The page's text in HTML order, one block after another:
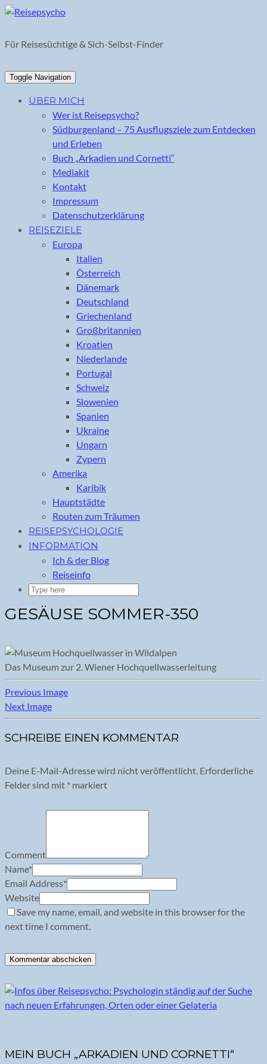
Skip
content
Für Reisesüchtige & Sich-Selbst-Finder
Toggle Navigation
ÜBER MICH
Wer ist Reisepsycho?
Südburgenland – 75 Ausflugsziele zum Entdecken
und Erleben
Buch „Arkadien und Cornetti“
Mediakit
Kontakt
Impressum
Datenschutzerklärung
REISEZIELE
Europa
Italien
Österreich
Dänemark
Deutschland
Griechenland
Großbritannien
Kroatien
Niederlande
Portugal
Schweiz
Slowenien
Spanien
Ukraine
Ungarn
Zypern
Amerika
Karibik
Hauptstädte
Routen zum Träumen
REISEPSYCHOLOGIE
INFORMATION
Ich & der Blog
Reiseinfo
GESÄUSE SOMMER-350
Das Museum zur 2. Wiener Hochquellwasserleitung
Previous Image
Next Image
SCHREIBE EINEN KOMMENTAR
Deine E-Mail-Adresse wird nicht veröffentlicht. Erforderliche
Felder sind mit * markiert
Comment
Name*
Email Address*
Website
Save my name, email, and website in this browser for the
next time I comment.
MEIN BUCH „ARKADIEN UND CORNETTI“